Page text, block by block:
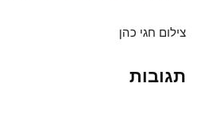
צילום חגי כהן
תגובות